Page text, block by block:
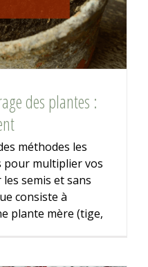
des plantes :
méthodes les
pour multiplier vos
semis et sans
consiste à
plante mère (tige,